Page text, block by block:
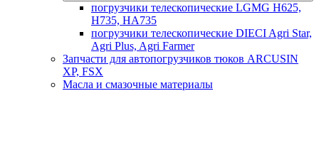
погрузчики телескопические LGMG H625,
H735, HA735
погрузчики телескопические DIECI Agri Star,
Agri Plus, Agri Farmer
Запчасти для автопогрузчиков тюков ARCUSIN
XP, FSX
Масла и смазочные материалы